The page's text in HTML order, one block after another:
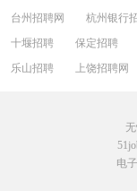
台州招聘网
杭州银行
十堰招聘
保定招聘
乐山招聘
上饶招聘网
电